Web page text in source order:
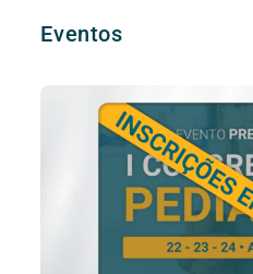
Eventos